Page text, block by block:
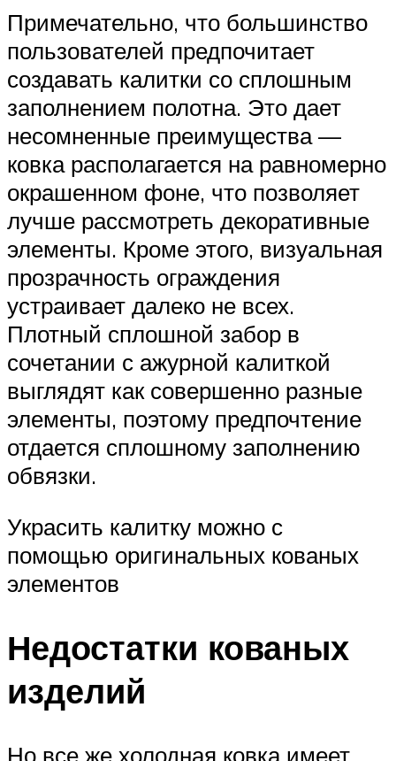
Примечательно, что большинство
пользователей предпочитает
создавать калитки со сплошным
заполнением полотна. Это дает
несомненные преимущества —
ковка располагается на равномерно
окрашенном фоне, что позволяет
лучше рассмотреть декоративные
элементы. Кроме этого, визуальная
прозрачность ограждения
устраивает далеко не всех.
Плотный сплошной забор в
сочетании с ажурной калиткой
выглядят как совершенно разные
элементы, поэтому предпочтение
отдается сплошному заполнению
обвязки.
Украсить калитку можно с
помощью оригинальных кованых
элементов
Недостатки кованых
изделий
Но все же холодная ковка имеет